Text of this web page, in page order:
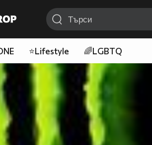
⭐Lifestyle 🌈LGBTQ